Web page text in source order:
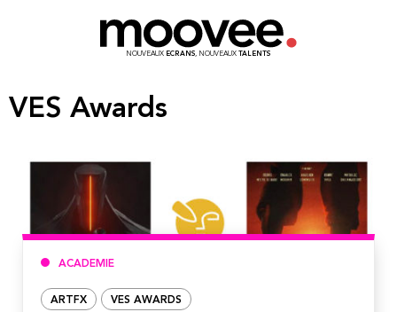
NOUVEAUX ECRANS, NOUVEAUX TALENTS
VES Awards
ACADEMIE
ARTFX VES AWARDS